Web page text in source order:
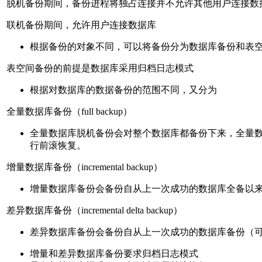
脱机备份期间，备份进程将独占连接并不允许其他用户连接数
联机备份期间，允许用户连接数据库
根据备份的对象不同，可以将备份分为数据库备份和表
表空间备份的前提是数据库采用归档日志模式
根据对数据库的数据备份的范围不同，又分为
全量数据库备份（full backup）
全量数据库脱机备份会对整个数据库都备份下来，全量
行前滚恢复。
增量数据库备份（incremental backup）
增量数据库备份会备份自从上一次成功的数据库全备以
差异数据库备份（incremental delta backup）
差异数据库备份会备份自从上一次成功的数据库备份（
增量和差异数据库备份要求归档日志模式